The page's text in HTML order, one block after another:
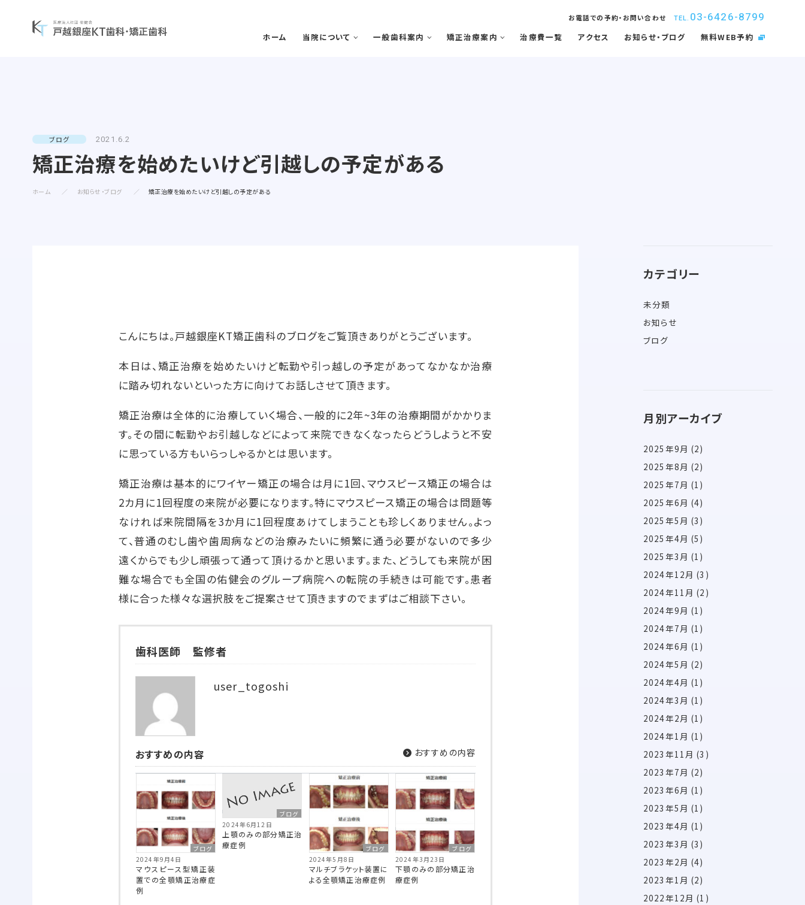
お電話での予約・お問い合わせ TEL. 03-6426-8799
ホーム 当院について
診療コンセプト 選ばれる理由 スタッフ紹介 医院案内
一般歯科案内
予防歯科 歯周病
矯正治療案内
矯正治療症例について 当院で矯正治療を受けるメリット
治療費一覧 アクセス お知らせ・ブログ 無料WEB予約
ブログ 2021.6.2
矯正治療を始めたいけど引越しの予定がある
ホーム お知らせ・ブログ 矯正治療を始めたいけど引越しの予定がある
こんにちは。戸越銀座KT矯正歯科のブログをご覧頂きありがとうございます。
本日は、矯正治療を始めたいけど転勤や引っ越しの予定があってなかなか治療
に踏み切れないといった方に向けてお話しさせて頂きます。
矯正治療は全体的に治療していく場合、一般的に2年~3年の治療期間がかかりま
す。その間に転勤やお引越しなどによって来院できなくなったらどうしようと不安
に思っている方もいらっしゃるかとは思います。
矯正治療は基本的にワイヤー矯正の場合は月に1回、マウスピース矯正の場合は
2カ月に1回程度の来院が必要になります。特にマウスピース矯正の場合は問題等
なければ来院間隔を3か月に1回程度あけてしまうことも珍しくありません。よっ
て、普通のむし歯や歯周病などの治療みたいに頻繁に通う必要がないので多少
遠くからでも少し頑張って通って頂けるかと思います。また、どうしても来院が困
難な場合でも全国の佑健会のグループ病院への転院の手続きは可能です。患者
様に合った様々な選択肢をご提案させて頂きますのでまずはご相談下さい。
歯科医師 監修者
user_togoshi
おすすめの内容 おすすめの内容
ブログ
2024年9月4日
マウスピース型矯正装
置での全顎矯正治療症
例
ブログ
2024年6月12日
上顎のみの部分矯正治
療症例
ブログ
2024年5月8日
マルチブラケット装置に
よる全顎矯正治療症例
ブログ
2024年3月23日
下顎のみの部分矯正治
療症例
カテゴリー
未分類
お知らせ
ブログ
月別アーカイブ
2025年9月 (2)
2025年8月 (2)
2025年7月 (1)
2025年6月 (4)
2025年5月 (3)
2025年4月 (5)
2025年3月 (1)
2024年12月 (3)
2024年11月 (2)
2024年9月 (1)
2024年7月 (1)
2024年6月 (1)
2024年5月 (2)
2024年4月 (1)
2024年3月 (1)
2024年2月 (1)
2024年1月 (1)
2023年11月 (3)
2023年7月 (2)
2023年6月 (1)
2023年5月 (1)
2023年4月 (1)
2023年3月 (3)
2023年2月 (4)
2023年1月 (2)
2022年12月 (1)